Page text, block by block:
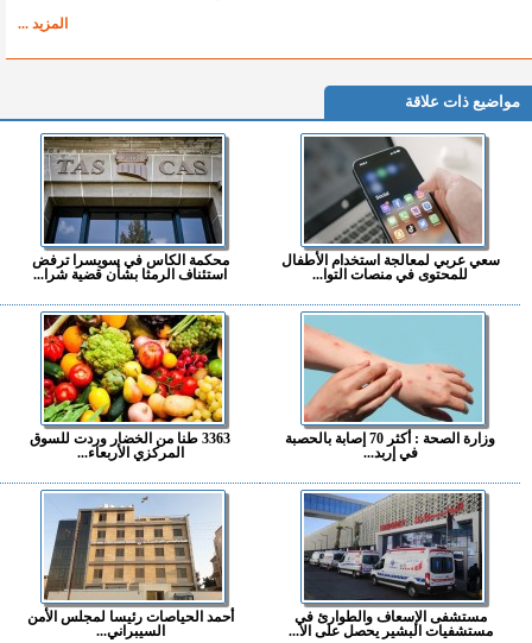
المزيد ...
مواضيع ذات علاقة
سعي عربي لمعالجة استخدام الأطفال
للمحتوى في منصات التوا...
محكمة الكاس في سويسرا ترفض
استئناف الرمثا بشأن قضية شرا...
وزارة الصحة : أكثر 70 إصابة بالحصبة
في إربد...
3363 طنا من الخضار وردت للسوق
المركزي الأربعاء...
مستشفى الإسعاف والطوارئ في
مستشفيات البشير يحصل على الا...
أحمد الحياصات رئيسا لمجلس الأمن
السيبراني...